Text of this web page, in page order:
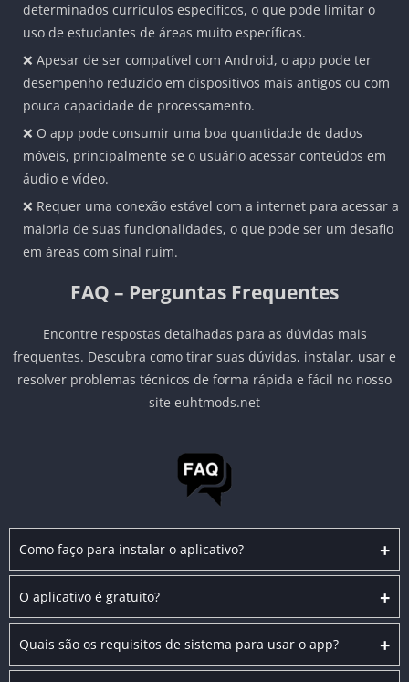
determinados currículos específicos, o que pode limitar o
uso de estudantes de áreas muito específicas.
❌ Apesar de ser compatível com Android, o app pode ter
desempenho reduzido em dispositivos mais antigos ou com
pouca capacidade de processamento.
❌ O app pode consumir uma boa quantidade de dados
móveis, principalmente se o usuário acessar conteúdos em
áudio e vídeo.
❌ Requer uma conexão estável com a internet para acessar a
maioria de suas funcionalidades, o que pode ser um desafio
em áreas com sinal ruim.
FAQ – Perguntas Frequentes
Encontre respostas detalhadas para as dúvidas mais
frequentes. Descubra como tirar suas dúvidas, instalar, usar e
resolver problemas técnicos de forma rápida e fácil no nosso
site euhtmods.net
+
Como faço para instalar o aplicativo?
+
O aplicativo é gratuito?
+
Quais são os requisitos de sistema para usar o app?